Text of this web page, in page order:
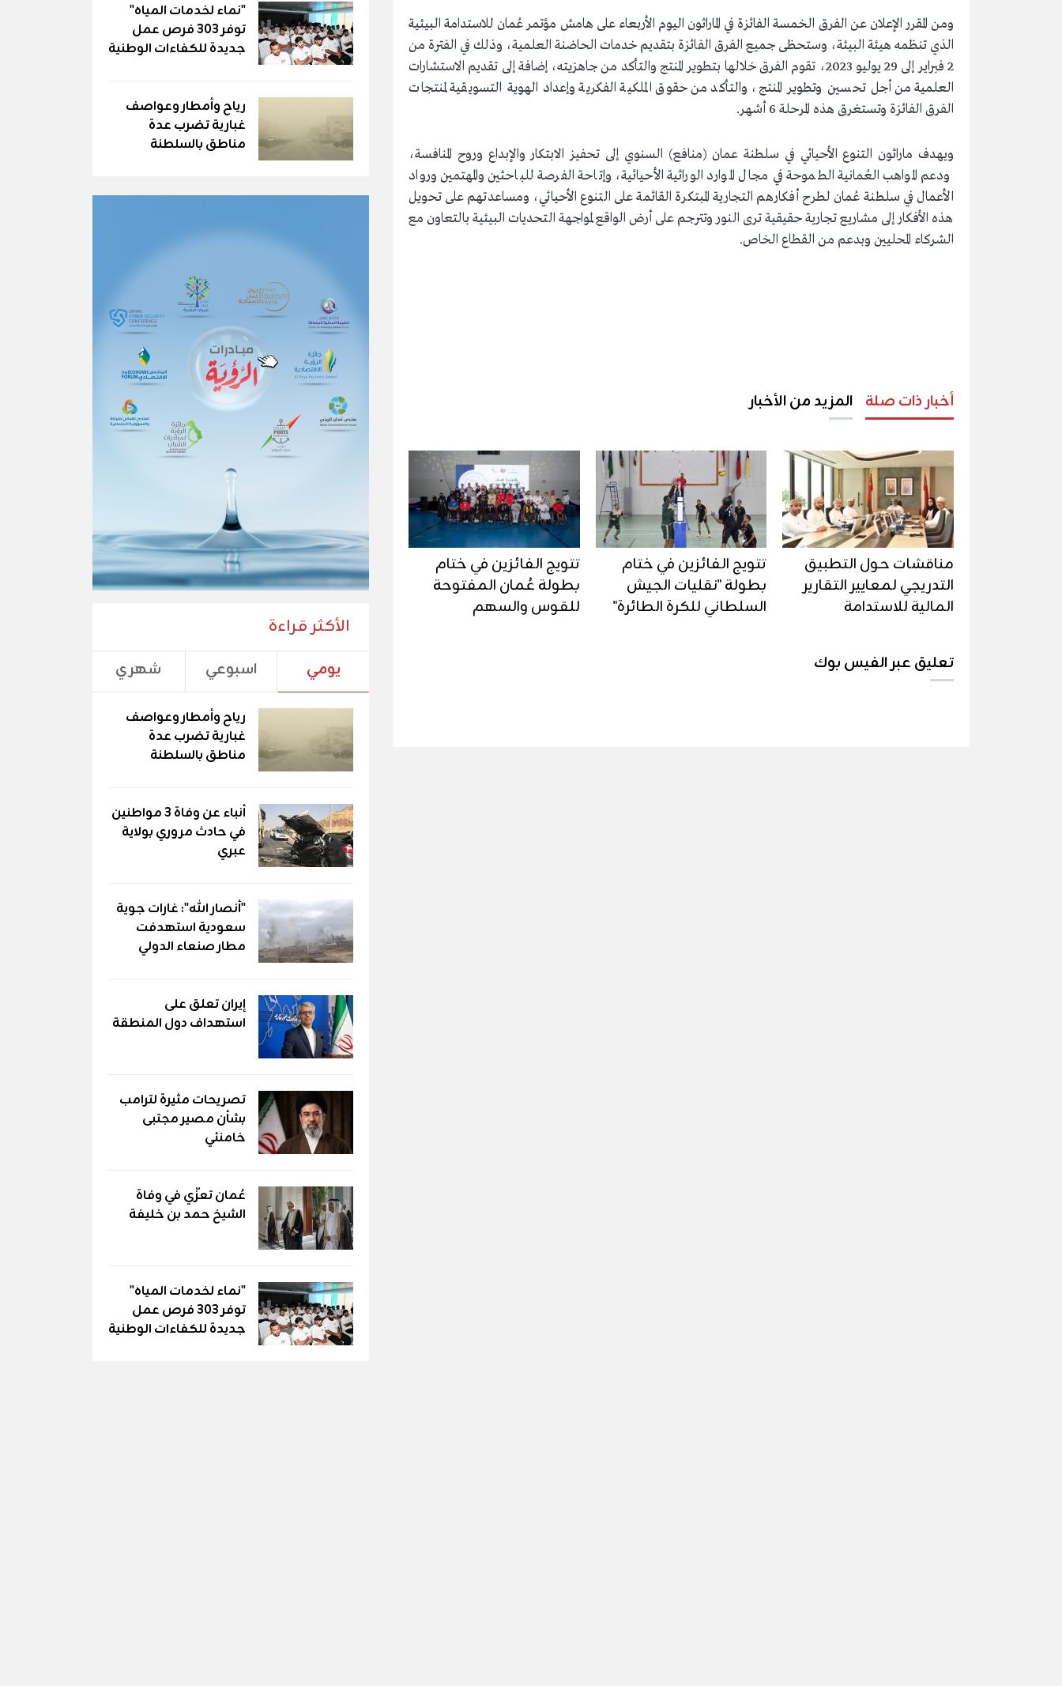
ومن المقرر الإعلان عن الفرق الخمسة الفائزة في الماراثون اليوم الأربعاء على هامش مؤتمر عُمان للاستدامة البيئية
الذي تنظمه هيئة البيئة، وستحظى جميع الفرق الفائزة بتقديم خدمات الحاضنة العلمية، وذلك في الفترة من
2 فبراير إلى 29 يوليو 2023، تقوم الفرق خلالها بتطوير المنتج والتأكد من جاهزيته، إضافة إلى تقديم الاستشارات
العلمية من أجل تحسين وتطوير المنتج، والتأكد من حقوق الملكية الفكرية وإعداد الهوية التسويقية لمنتجات
الفرق الفائزة وتستغرق هذه المرحلة 6 أشهر.
ويهدف ماراثون التنوع الأحيائي في سلطنة عمان (منافع) السنوي إلى تحفيز الابتكار والإبداع وروح المنافسة،
ودعم المواهب العُمانية الطموحة في مجال الموارد الوراثية الأحيائية، وإتاحة الفرصة للباحثين والمهتمين ورواد
الأعمال في سلطنة عُمان لطرح أفكارهم التجارية المبتكرة القائمة على التنوع الأحيائي، ومساعدتهم على تحويل
هذه الأفكار إلى مشاريع تجارية حقيقية ترى النور وتترجم على أرض الواقع لمواجهة التحديات البيئية بالتعاون مع
الشركاء المحليين وبدعم من القطاع الخاص.
أخبار ذات صلة المزيد من الأخبار
مناقشات حول التطبيق
التدريجي لمعايير التقارير
المالية للاستدامة
تتويج الفائزين في ختام
بطولة "نقليات الجيش
السلطاني للكرة الطائرة"
تتويج الفائزين في ختام
بطولة عُمان المفتوحة
للقوس والسهم
تعليق عبر الفيس بوك
"نماء لخدمات المياه"
توفر 303 فرص عمل
جديدة للكفاءات الوطنية
رياح وأمطار وعواصف
غبارية تضرب عدة
مناطق بالسلطنة
الأكثر قراءة
يومي اسبوعي شهري
رياح وأمطار وعواصف
غبارية تضرب عدة
مناطق بالسلطنة
أنباء عن وفاة 3 مواطنين
في حادث مروري بولاية
عبري
"أنصار الله": غارات جوية
سعودية استهدفت
مطار صنعاء الدولي
إيران تعلق على
استهداف دول المنطقة
تصريحات مثيرة لترامب
بشأن مصير مجتبى
خامنئي
عُمان تعزّي في وفاة
الشيخ حمد بن خليفة
"نماء لخدمات المياه"
توفر 303 فرص عمل
جديدة للكفاءات الوطنية